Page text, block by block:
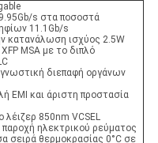
s στα ποσοστά
11.1Gb/s
κατανάλωση ισχύος 2.5W
MSA με το διπλό
διεπαφή οργάνων
EMI και άριστη προστασία
λέιζερ 850nm VCSEL
παροχή ηλεκτρικού ρεύματος
σειρά θερμοκρασίας 0°C σε